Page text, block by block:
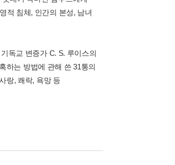
적 침체, 인간의 본성, 남녀
독교 변증가 C. S. 루이스의
하는 방법에 관해 쓴 31통의
랑, 쾌락, 욕망 등